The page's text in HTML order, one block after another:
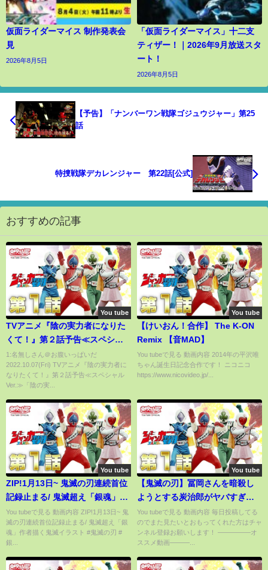
仮面ライダーマイス 制作発表会
見
2026年8月5日
「仮面ライダーマイス」十二支
ティザー！｜2026年9月放送スタ
ート！
2026年8月5日
【予告】「ナンバーワン戦隊ゴジュウジャー」第25
話
特捜戦隊デカレンジャー 第22話[公式]
おすすめの記事
You tube
TVアニメ『陰の実力者になりた
くて！』第２話予告≪スペシャ
ルVer.≫「陰の実力者は配下が欲
しい！」
1:名無しさん＠お腹いっぱいだ
2022.10.07(Fri) TVアニメ『陰の実力者に
なりたくて！』第２話予告≪スペシャル
Ver.≫「陰の実...
You tube
【けいおん！合作】 The K-ON
Remix 【音MAD】
You tubeで見る 動画内容 2014年の平沢唯
ちゃん誕生日記念合作です！ ニコニコ
https://www.nicovideo.jp/...
You tube
ZIP!1月13日~ 鬼滅の刃連続首位
記録止まる/ 鬼滅超え「銀魂」作
者描く鬼滅イラスト
You tubeで見る 動画内容 ZIP!1月13日~ 鬼
滅の刃連続首位記録止まる/ 鬼滅超え「銀
魂」作者描く鬼滅イラスト #鬼滅の刃 #
銀...
You tube
【鬼滅の刃】冨岡さんを暗殺し
ようとする炭治郎がヤバすぎ
www【鬼滅フォールフラット】
You tubeで見る 動画内容 毎日投稿してる
のでまた見たいとおもってくれた方はチャ
ンネル登録お願いします！ ―――――オ
ススメ動画―――...